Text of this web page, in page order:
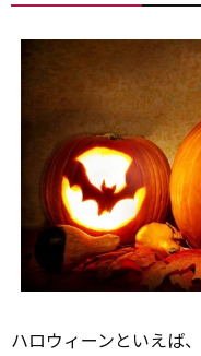
ハロウィーンといえば、